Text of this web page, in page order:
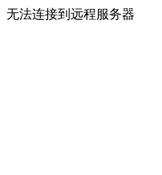
无法连接到远程服务器